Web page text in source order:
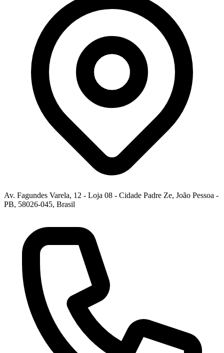
Av. Fagundes Varela, 12 - Loja 08 - Cidade Padre Ze, João Pessoa -
PB, 58026-045, Brasil